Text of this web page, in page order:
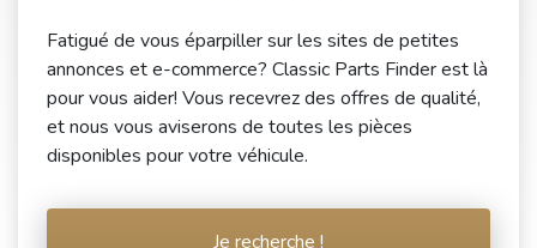
Fatigué de vous éparpiller sur les sites de petites
annonces et e-commerce? Classic Parts Finder est là
pour vous aider! Vous recevrez des offres de qualité,
et nous vous aviserons de toutes les pièces
disponibles pour votre véhicule.
Je recherche !